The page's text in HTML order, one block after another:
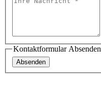
Kontaktformular Absenden
Absenden